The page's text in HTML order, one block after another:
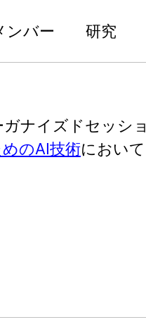
ンバー
研究
ガナイズドセッショ
のAI技術において